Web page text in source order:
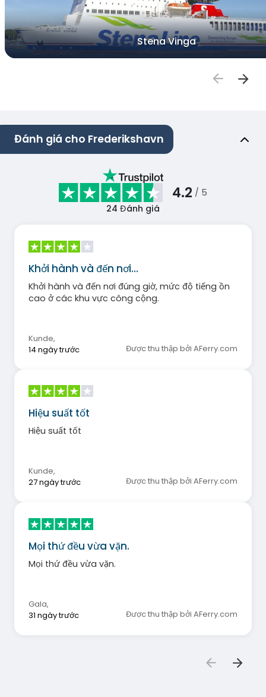
Stena Vinga
Đánh giá cho Frederikshavn
4.2 / 5
24 Đánh giá
Khởi hành và đến nơi…
Khởi hành và đến nơi đúng giờ, mức độ tiếng ồn
cao ở các khu vực công cộng.
Kunde,
14 ngày trước
Được thu thập bởi AFerry.com
Hiệu suất tốt
Hiệu suất tốt
Kunde,
27 ngày trước
Được thu thập bởi AFerry.com
Mọi thứ đều vừa vặn.
Mọi thứ đều vừa vặn.
Gala,
31 ngày trước
Được thu thập bởi AFerry.com